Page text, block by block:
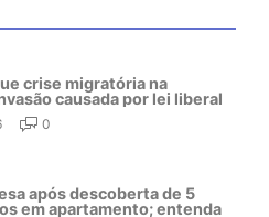
crise migratória na
causada por lei liberal
0
após descoberta de 5
em apartamento; entenda